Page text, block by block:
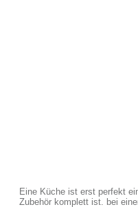
Eine Küche ist erst perfekt
Zubehör komplett ist. bei